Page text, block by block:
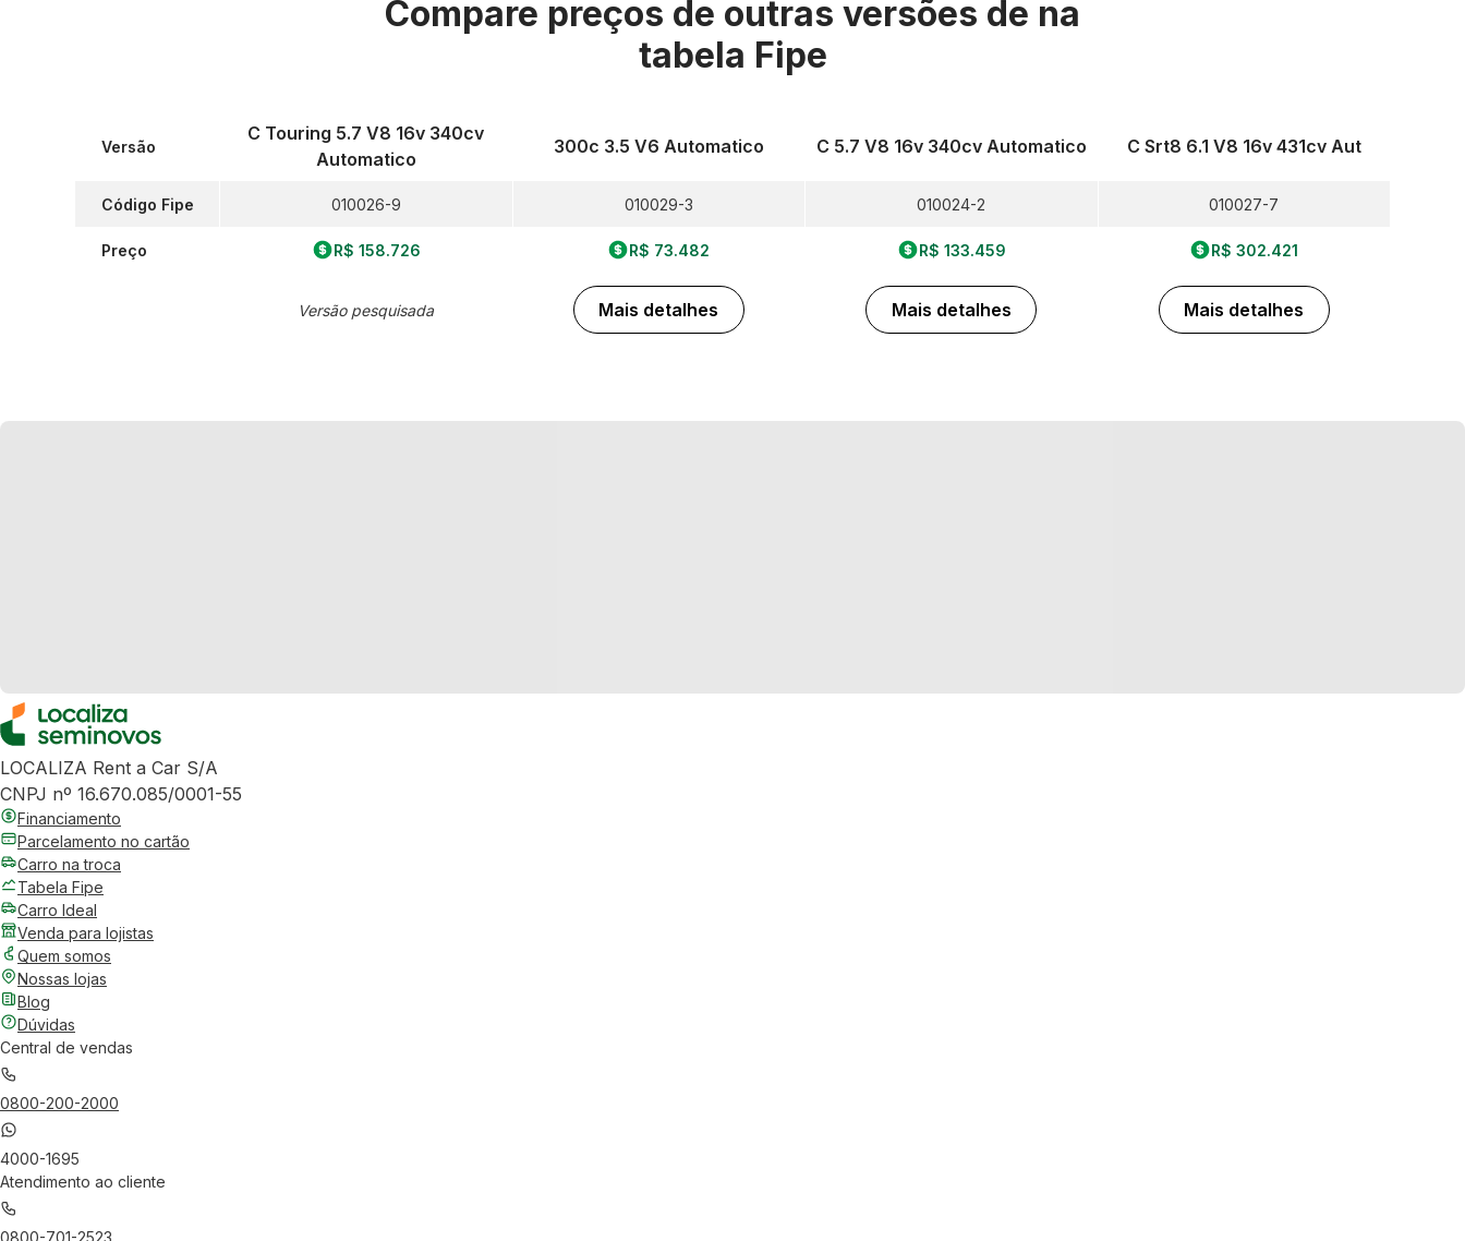
Compare preços de outras versões de na
tabela Fipe
Versão
Código Fipe
Preço
C Touring 5.7 V8 16v 340cv
Automatico
010026-9
R$ 158.726
Versão pesquisada
300c 3.5 V6 Automatico
010029-3
R$ 73.482
Mais detalhes
C 5.7 V8 16v 340cv Automatico
010024-2
R$ 133.459
Mais detalhes
C Srt8 6.1 V8 16v 431cv Aut
010027-7
R$ 302.421
Mais detalhes
LOCALIZA Rent a Car S/A
CNPJ nº 16.670.085/0001-55
Financiamento
Parcelamento no cartão
Carro na troca
Tabela Fipe
Carro Ideal
Venda para lojistas
Quem somos
Nossas lojas
Blog
Dúvidas
Central de vendas
0800-200-2000
4000-1695
Atendimento ao cliente
0800-701-2523